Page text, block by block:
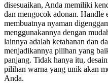
disesuaikan, Anda memiliki
dan mengocok adonan.
membuatnya nyaman
menggunakannya dengan
lainnya adalah ketahanan dan
menjadikannya pilihan yang
panjang. Tidak hanya itu,
pilihan warna yang unik akan
Anda.